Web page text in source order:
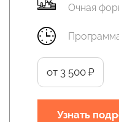
Очная
от 3 500 ₽
Узнать